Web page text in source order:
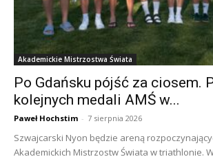
Akademickie Mistrzostwa Świata
Po Gdańsku pójść za ciosem.
kolejnych medali AMŚ w...
Paweł Hochstim - 7 sierpnia 2026
Szwajcarski Nyon będzie areną
Akademickich Mistrzostw Świata w triathlonie.